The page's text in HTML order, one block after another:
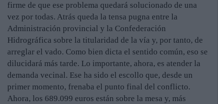
firme de que ese problema quedará solucionado de una
vez por todas. Atrás queda la tensa pugna entre la
Administración provincial y la Confederación
Hidrográfica sobre la titularidad de la vía y, por tanto, de
arreglar el vado. Como bien dicta el sentido común, eso se
dilucidará más tarde. Lo importante, ahora, es atender la
demanda vecinal. Ese ha sido el escollo que, desde un
primer momento, frenaba el punto final del conflicto.
Ahora, los 689.099 euros están sobre la mesa y, más